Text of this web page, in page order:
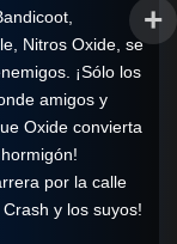
Nitros Oxide, se
¡Sólo los
amigos y
Oxide convierta
por la calle
y los suyos!